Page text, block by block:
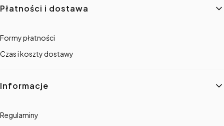
Płatności i dostawa
Formy płatności
Czas i koszty dostawy
Informacje
Regulaminy